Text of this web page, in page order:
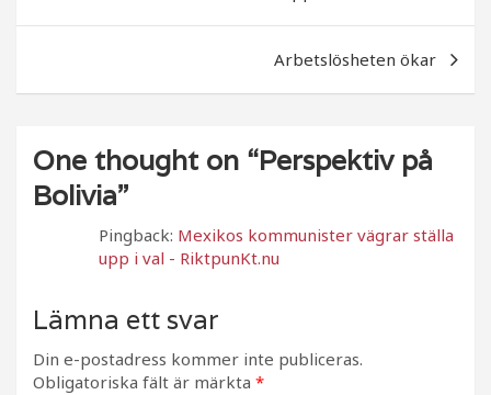
o
Arbetslösheten ökar
One thought on “Perspektiv på
Bolivia”
Pingback: Mexikos kommunister vägrar ställa
upp i val - RiktpunKt.nu
Lämna ett svar
Din e-postadress kommer inte publiceras.
Obligatoriska fält är märkta *